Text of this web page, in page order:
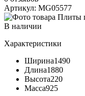
Артикул: MG05577
В наличии
Характеристики
Ширина1490
Длина1880
Высота220
Масса925